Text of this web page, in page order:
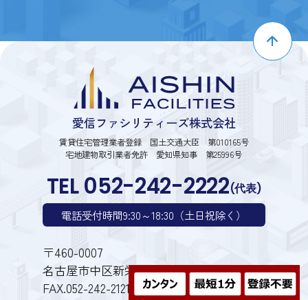
愛信ファシリティーズ株式会社
賃貸住宅管理業者登録 国土交通大臣 第010165号
宅地建物取引業者免許 愛知県知事 第25996号
TEL 052-242-2222(代表)
電話受付時間9:30～18:30（土日祝除く）
〒460-0007
名古屋市中区新栄1丁目28番6号
FAX.052-242-2121